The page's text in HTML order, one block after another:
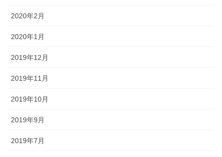
2020年2月
2020年1月
2019年12月
2019年11月
2019年10月
2019年9月
2019年7月